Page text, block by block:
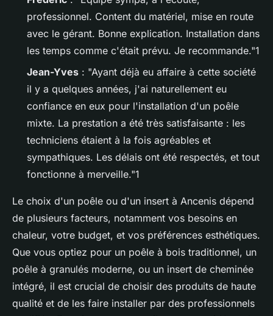
professionnel. Content du matériel, mise en route
avec le gérant. Bonne explication. Installation dans
les temps comme c'était prévu. Je recommande."1
Jean-Yves : "Ayant déjà eu affaire à cette société
il y a quelques années, j'ai naturellement eu
confiance en eux pour l'installation d'un poêle
mixte. La prestation a été très satisfaisante : les
techniciens étaient à la fois agréables et
sympathiques. Les délais ont été respectés, et tout
fonctionne à merveille."1
Le choix d'un poêle ou d'un insert à Ancenis dépend
de plusieurs facteurs, notamment vos besoins en
chaleur, votre budget, et vos préférences esthétiques.
Que vous optiez pour un poêle à bois traditionnel, un
poêle à granulés moderne, ou un insert de cheminée
intégré, il est crucial de choisir des produits de haute
qualité et de les faire installer par des professionnels